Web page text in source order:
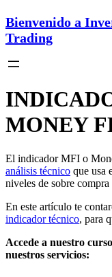
Bienvenido a
Trading
MONEY
El indicador MFI o
análisis técnico que usa
niveles de sobre
En este artículo te
indicador técnico, para
Accede a nuestro
nuestros servicios: